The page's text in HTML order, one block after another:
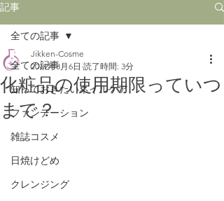
記事
全ての記事
知っておきたいネイルケア
ファンデーション
雑誌コスメ
日焼けどめ
クレンジング
全ての記事
化粧品の使用期限っていつ
まで？
Jikken-Cosme
2019年3月6日 読了時間: 3分